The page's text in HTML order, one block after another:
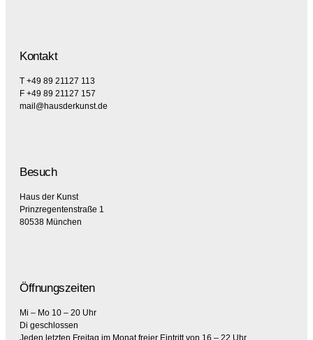
Kontakt
T +49 89 21127 113
F +49 89 21127 157
mail@hausderkunst.de
Besuch
Haus der Kunst
Prinzregentenstraße 1
80538 München
Öffnungszeiten
Mi – Mo 10 – 20 Uhr
Di geschlossen